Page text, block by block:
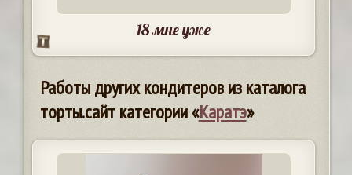
18 мне уже
Работы других кондитеров из каталога
торты.сайт категории «Каратэ»